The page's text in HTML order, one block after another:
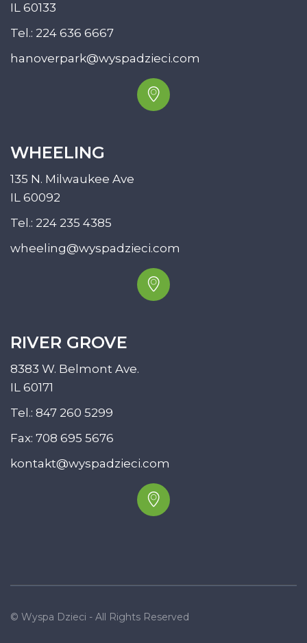
IL 60133
Tel.: 224 636 6667
hanoverpark@wyspadzieci.com
WHEELING
135 N. Milwaukee Ave
IL 60092
Tel.: 224 235 4385
wheeling@wyspadzieci.com
RIVER GROVE
8383 W. Belmont Ave.
IL 60171
Tel.: 847 260 5299
Fax: 708 695 5676
kontakt@wyspadzieci.com
© Wyspa Dzieci - All Rights Reserved